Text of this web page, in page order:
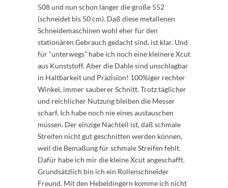
508 und nun schon länger die große 552
(schneidet bis 50 cm). Daß diese metallenen
Schneidemaschinen wohl eher für den
stationären Gebrauch gedacht sind, ist klar. Und
für “unterwegs” habe ich noch eine kleinere Xcut
aus Kunststoff. Aber die Dahle sind unschlagbar
in Haltbarkeit und Präzision! 100%iger rechter
Winkel, immer sauberer Schnitt. Trotz täglicher
und reichlicher Nutzung bleiben die Messer
scharf. Ich habe noch nie eines austauschen
müssen. Der einzige Nachteil ist, daß schmale
Streifen nicht gut geschnitten werden können,
weil die Bemaßung für schmale Streifen fehlt.
Dafür habe ich mir die kleine Xcut angeschafft.
Grundsätzlich bin ich ein Rollenschneider
Freund. Mit den Hebeldingern komme ich nicht